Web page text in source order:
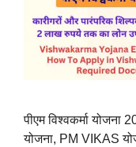
पीएम विश्वकर्मा योजना
योजना, PM VIKAS